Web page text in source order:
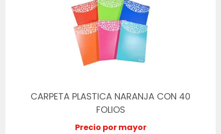
CARPETA PLASTICA NARANJA CON 40
FOLIOS
Precio por mayor